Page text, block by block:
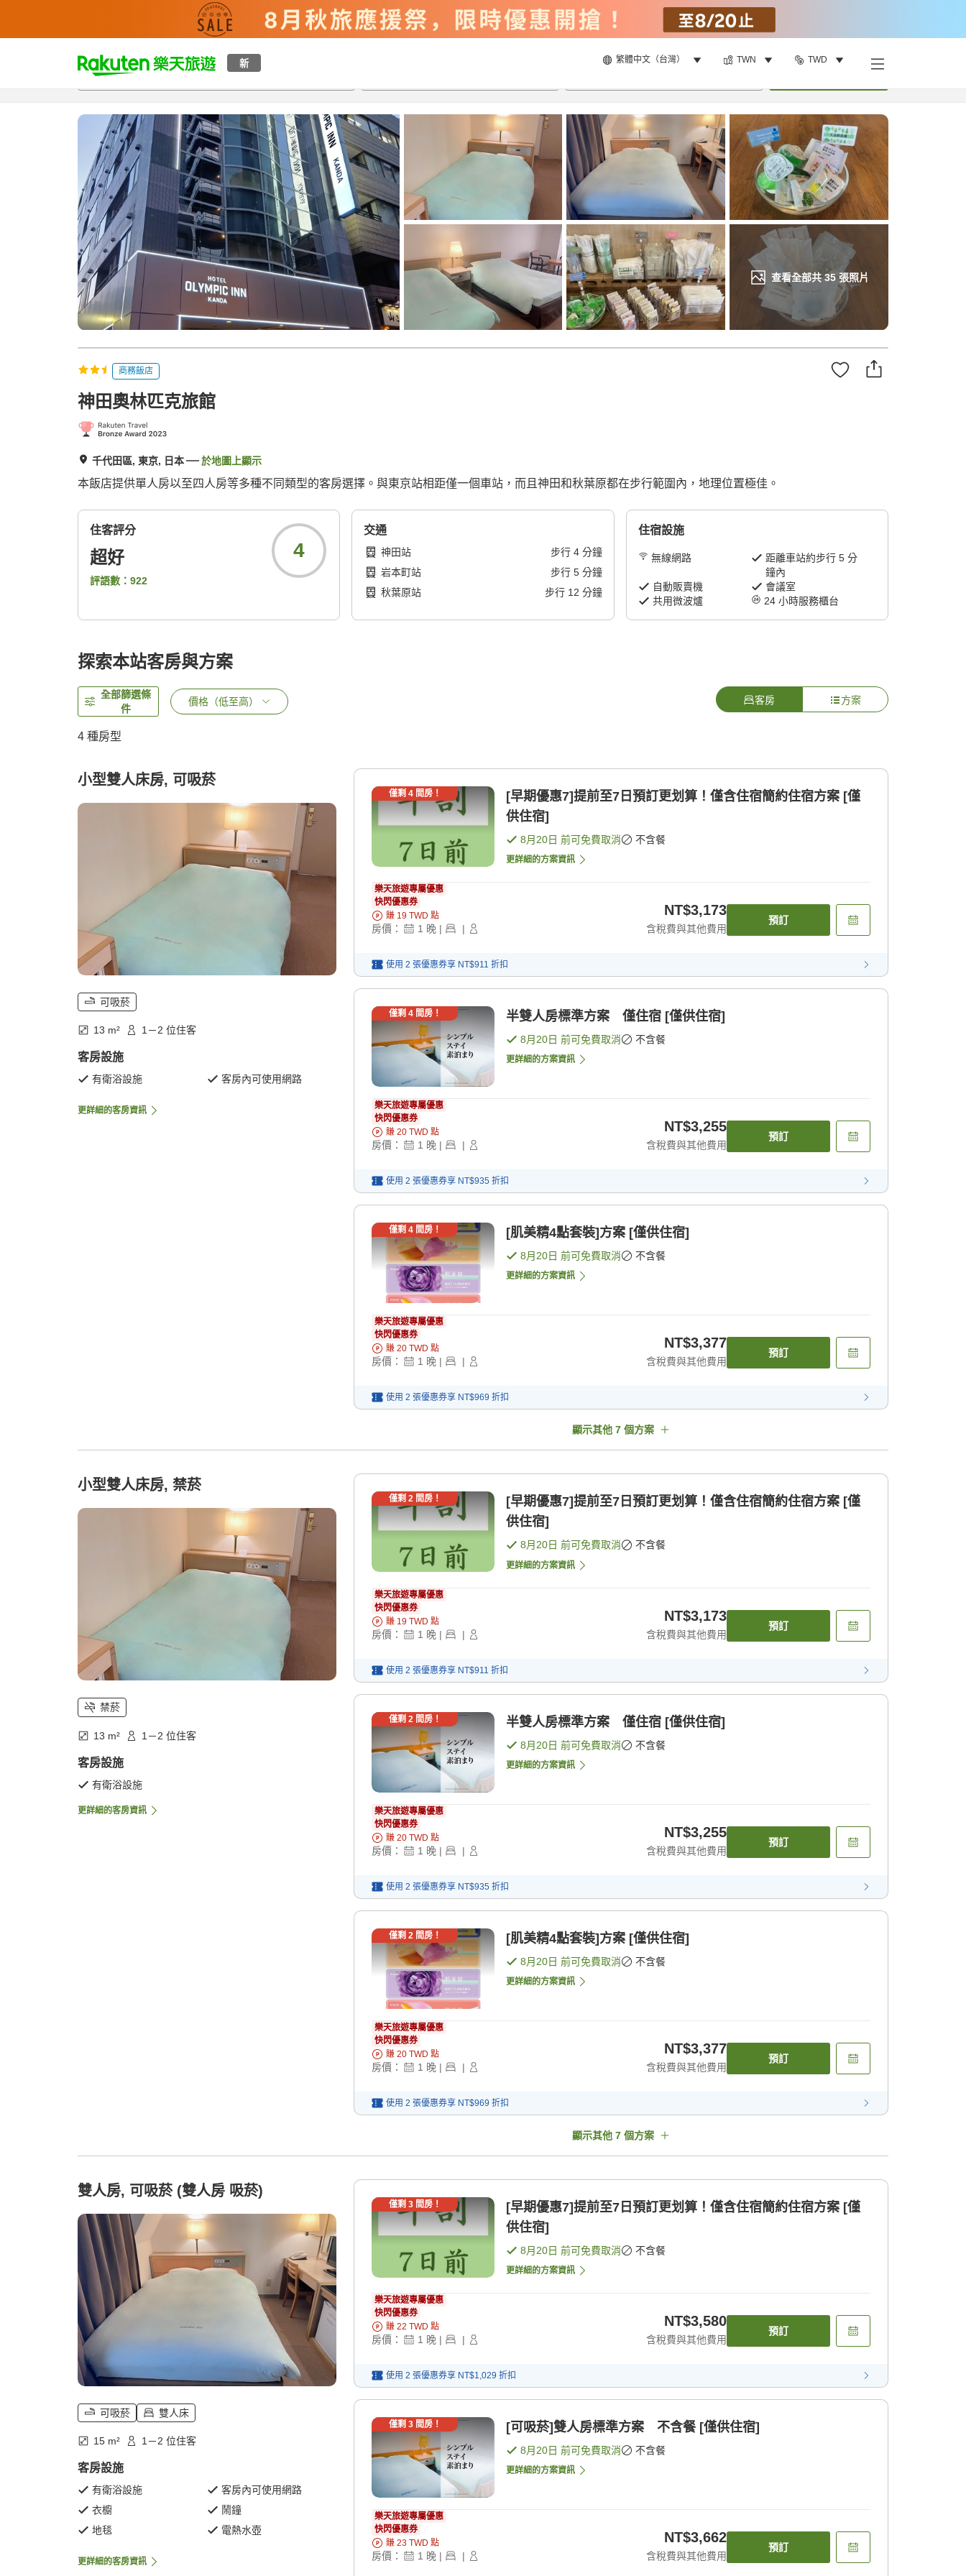
新 繁體中文（台灣） TWN TWD
t
p
a
e
a
r
c
h
查看全部共35張照片
總覽客房與方案評語設施
商務飯店
神田奧林匹克旅館
千代田區, 東京, 日本 於地圖上顯示
本飯店提供單人房以至四人房等多種不同類型的客房選擇。與東京站相距僅一個車站，而且神田和秋葉原都在步行範圍內，地理位置極佳。
住客評分
超好
評語數： 922
4
交通
神田站 步行 4分鐘
岩本町站
步行 5分鐘
秋葉原站
步行 12 分鐘
住宿設施
無線網路
距離車站約步行 5 分
鐘內
自動販賣機
會議室
共用微波爐
24 小時服務櫃台
探索本站客房與方案
全部篩選條
件
價格（低至高） 客房 方案
4 種房型
小型雙人床房, 可吸菸
可吸菸
13 m² 1－2 位住客
客房設施
有衛浴設施 客房內可使用網路
更詳細的客房資訊
僅剩 4間房！
[早期優惠7]提前至7日預訂更划算！僅含住宿簡約住宿方案 [僅
供住宿]
8月20日 前可免費取消 不含餐
更詳細的方案資訊
樂天旅遊專屬優惠
快閃優惠券
賺 19 TWD 點
房價： 1 晚 | |
NT$3,173
含稅費與其他費用
預訂
使用 2 張優惠券享 NT$911 折扣
僅剩 4間房！ 半雙人房標準方案 僅住宿 [僅供住宿]
8月20日 前可免費取消 不含餐
更詳細的方案資訊
樂天旅遊專屬優惠
快閃優惠券
賺 20 TWD 點
房價： 1 晚 | |
NT$3,255
含稅費與其他費用
預訂
使用 2 張優惠券享 NT$935 折扣
僅剩 4間房！ [肌美精4點套裝]方案 [僅供住宿]
8月20日 前可免費取消 不含餐
更詳細的方案資訊
樂天旅遊專屬優惠
快閃優惠券
賺 20 TWD 點
房價： 1 晚 | |
NT$3,377
含稅費與其他費用
預訂
使用 2 張優惠券享 NT$969 折扣
顯示其他 7 個方案
小型雙人床房, 禁菸
禁菸
13 m² 1－2 位住客
客房設施
有衛浴設施
更詳細的客房資訊
僅剩 2間房！
[早期優惠7]提前至7日預訂更划算！僅含住宿簡約住宿方案 [僅
供住宿]
8月20日 前可免費取消 不含餐
更詳細的方案資訊
樂天旅遊專屬優惠
快閃優惠券
賺 19 TWD 點
房價： 1 晚 | |
NT$3,173
含稅費與其他費用
預訂
使用 2 張優惠券享 NT$911 折扣
僅剩 2 間房！ 半雙人房標準方案 僅住宿 [僅供住宿]
8月20日 前可免費取消 不含餐
更詳細的方案資訊
樂天旅遊專屬優惠
快閃優惠券
賺 20 TWD 點
房價： 1 晚 | |
NT$3,255
含稅費與其他費用
預訂
使用 2 張優惠券享 NT$935 折扣
僅剩 2 間房！ [肌美精4點套裝]方案 [僅供住宿]
8月20日 前可免費取消 不含餐
更詳細的方案資訊
樂天旅遊專屬優惠
快閃優惠券
賺 20 TWD 點
房價： 1 晚 | |
NT$3,377
含稅費與其他費用
預訂
使用 2 張優惠券享 NT$969 折扣
顯示其他 7 個方案
雙人房, 可吸菸 (雙人房 吸菸)
可吸菸 雙人床
15 m² 1－2 位住客
客房設施
有衛浴設施
客房內可使用網路
衣櫥
鬧鐘
地毯
電熱水壺
更詳細的客房資訊
僅剩 3間房！
[早期優惠7]提前至7日預訂更划算！僅含住宿簡約住宿方案 [僅
供住宿]
8月20日 前可免費取消 不含餐
更詳細的方案資訊
樂天旅遊專屬優惠
快閃優惠券
賺 22 TWD 點
房價： 1 晚 | |
NT$3,580
含稅費與其他費用
預訂
使用 2 張優惠券享 NT$1,029 折扣
僅剩 3間房！ [可吸菸]雙人房標準方案 不含餐 [僅供住宿]
8月20日 前可免費取消 不含餐
更詳細的方案資訊
樂天旅遊專屬優惠
快閃優惠券
賺 23 TWD 點
房價： 1 晚 | |
NT$3,662
含稅費與其他費用
預訂